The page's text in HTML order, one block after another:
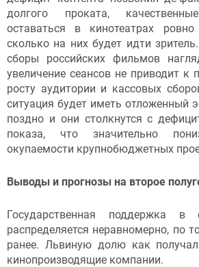
долгого проката,
оставаться в кинотеатрах
сколько на них будет идти
сборы российских фильмов
увеличение сеансов не приводит к
росту аудитории и кассовых
ситуация будет иметь отложенный
поздно и они столкнутся с
показа, что значительно
окупаемости крупнобюджетных
Выводы и прогнозы на второе
Государственная поддержка в
распределяется неравномерно, по
ранее. Львиную долю как
кинопроизводящие компании.